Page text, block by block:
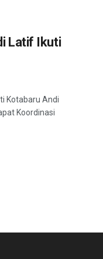
Latif Ikuti
Kotabaru Andi
Koordinasi